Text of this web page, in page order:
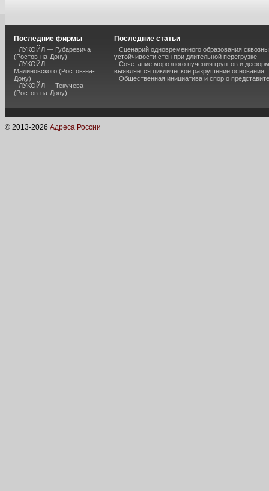
Последние фирмы
ЛУКОЙЛ — Губаревича
(Ростов-на-Дону)
ЛУКОЙЛ —
Малиновского (Ростов-на-
Дону)
ЛУКОЙЛ — Текучева
(Ростов-на-Дону)
Последние статьи
Сценарий одновременного образования
устойчивости стен при длительной перегрузке
Сочетание морозного пучения грунтов и
выявляется циклическое разрушение основания
Общественная инициатива и спор о
© 2013-2026 Адреса России